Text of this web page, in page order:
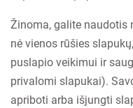
Žinoma, galite naudotis
nė vienos rūšies
puslapio veikimui ir
privalomi slapukai).
apriboti arba išjungti